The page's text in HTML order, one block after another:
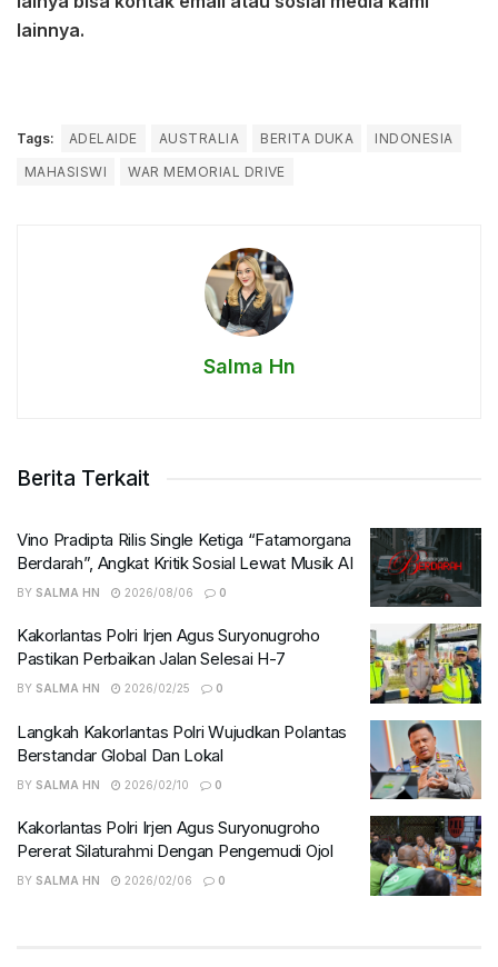
lainnya.
Tags: ADELAIDE AUSTRALIA BERITA DUKA
INDONESIA
MAHASISWI
WAR MEMORIAL DRIVE
Salma Hn
Berita Terkait
Vino Pradipta Rilis Single Ketiga “Fatamorgana
Berdarah”, Angkat Kritik Sosial Lewat Musik AI
BY SALMA HN 2026/08/06 0
Kakorlantas Polri Irjen Agus Suryonugroho
Pastikan Perbaikan Jalan Selesai H-7
BY SALMA HN 2026/02/25 0
Langkah Kakorlantas Polri Wujudkan Polantas
Berstandar Global Dan Lokal
BY SALMA HN 2026/02/10 0
Kakorlantas Polri Irjen Agus Suryonugroho
Pererat Silaturahmi Dengan Pengemudi Ojol
BY SALMA HN 2026/02/06 0